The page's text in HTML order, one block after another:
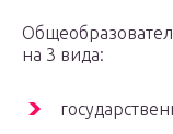
на 3 вида: